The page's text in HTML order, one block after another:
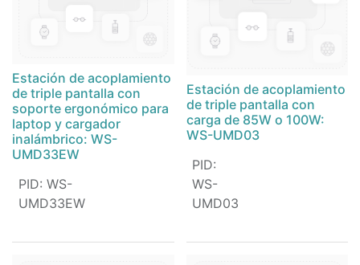
Estación de acoplamiento
de triple pantalla con
soporte ergonómico para
laptop y cargador
inalámbrico: WS-
UMD33EW
PID: WS-
UMD33EW
Estación de acoplamiento
de triple pantalla con
carga de 85W o 100W:
WS-UMD03
PID:
WS-
UMD03